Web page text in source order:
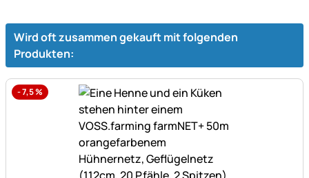
Wird oft zusammen gekauft mit folgenden
Produkten:
-7,5%